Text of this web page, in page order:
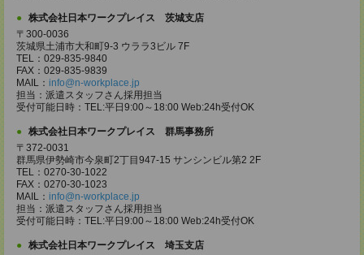
株式会社日本ワークプレイス 茨城支店
〒300-0036
茨城県土浦市大和町9-3 ウララ3ビル 7F
TEL：029-835-9840
FAX：029-835-9839
MAIL： info@n-workplace.jp
担当：派遣スタッフさん採用担当
受付可能日時：TEL:平日9:00～18:00 Web:24h受付OK
株式会社日本ワークプレイス 群馬事務所
〒372-0031
群馬県伊勢崎市今泉町2丁目947-15 サンシンビル第2 2F
TEL：0270-30-1022
FAX：0270-30-1023
MAIL： info@n-workplace.jp
担当：派遣スタッフさん採用担当
受付可能日時：TEL:平日9:00～18:00 Web:24h受付OK
株式会社日本ワークプレイス 埼玉支店